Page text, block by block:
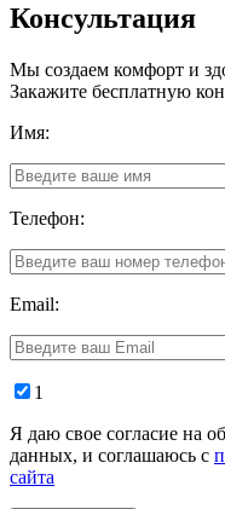
Консультация
Мы создаем комфорт и
Закажите бесплатную
Имя:
Телефон:
Email:
1
Я даю свое согласие на
данных, и соглашаюсь с
сайта